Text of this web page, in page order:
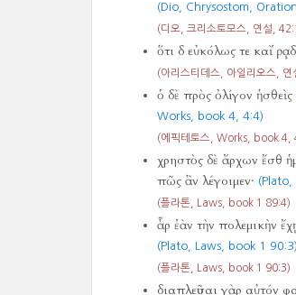
(Dio, Chrysostom,
(디오, 크리소토모스, 연설,
ὅτι δ εὐκόλως τε καὶ
(아리스티데스, 아일리오스, 연
ὁ δὲ πρὸς ὀλίγον ἡσθεὶς
Works, book 4, 4:4)
(에픽테토스, Works, book 4,
χρηστὸς δὲ ἄρχων ἔσθ
πῶς ἂν λέγοιμεν· (Plato,
(플라톤, Laws, book 1 89:4)
ἆρ ἐὰν τὴν πολεμικὴν
(Plato, Laws, book 1 90:3)
(플라톤, Laws, book 1 90:3)
διαπλεῦσαι γὰρ αὐτόν